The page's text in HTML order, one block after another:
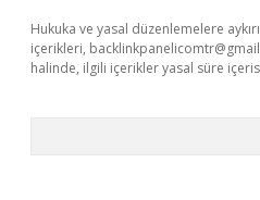
Hukuka ve yasal düzenlemelere
içerikleri,
halinde, ilgili içerikler yasal süre